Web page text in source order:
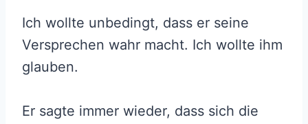
Ich wollte unbedingt, dass er seine
Versprechen wahr macht. Ich wollte ihm
glauben.
Er sagte immer wieder, dass sich die